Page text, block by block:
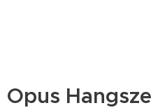
Opus